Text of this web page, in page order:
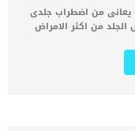
يعانى من اضطراب جلدى
الجلد من اكثر الامراض
يمكن ان تتراوح امراض
للحياة. اضف الى